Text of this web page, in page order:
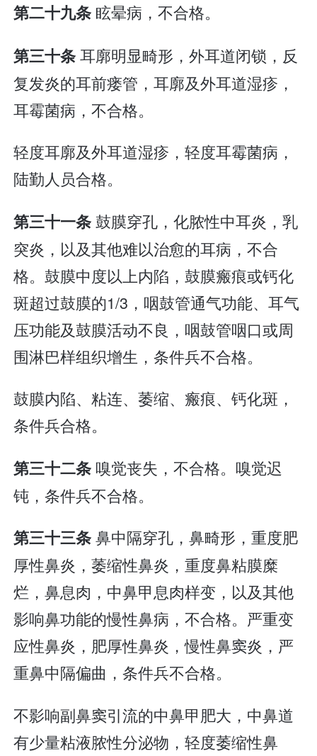
第二十九条 眩晕病，不合格。
第三十条耳廓明显畸形，外耳道闭锁，反
复发炎的耳前瘘管，耳廓及外耳道湿疹，
耳霉菌病，不合格。
轻度耳廓及外耳道湿疹，轻度耳霉菌病，
陆勤人员合格。
第三十一条鼓膜穿孔，化脓性中耳炎，乳
突炎，以及其他难以治愈的耳病，不合
格。鼓膜中度以上内陷，鼓膜瘢痕或钙化
斑超过鼓膜的1/3，咽鼓管通气功能、耳气
压功能及鼓膜活动不良，咽鼓管咽口或周
围淋巴样组织增生，条件兵不合格。
鼓膜内陷、粘连、萎缩、瘢痕、钙化斑，
条件兵合格。
第三十二条 嗅觉丧失，不合格。嗅觉迟
钝，条件兵不合格。
第三十三条鼻中隔穿孔，鼻畸形，重度肥
厚性鼻炎，萎缩性鼻炎，重度鼻粘膜糜
烂，鼻息肉，中鼻甲息肉样变，以及其他
影响鼻功能的慢性鼻病，不合格。严重变
应性鼻炎，肥厚性鼻炎，慢性鼻窦炎，严
重鼻中隔偏曲，条件兵不合格。
不影响副鼻窦引流的中鼻甲肥大，中鼻道
有少量粘液脓性分泌物，轻度萎缩性鼻